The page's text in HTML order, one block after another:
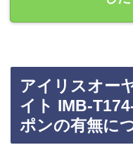
アイリスオー
イト IMB-
ポンの有無に